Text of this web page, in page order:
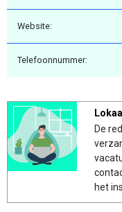
Website:
Telefoonnummer:
De
het